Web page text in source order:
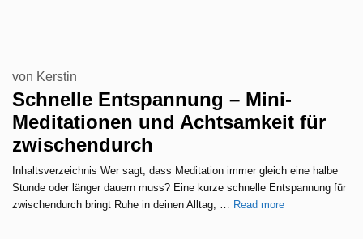
Schnelle Entspannung – Mini-
Meditationen und Achtsamkeit für
zwischendurch
von Kerstin
Inhaltsverzeichnis Wer sagt, dass Meditation immer gleich eine halbe
Stunde oder länger dauern muss? Eine kurze schnelle Entspannung für
zwischendurch bringt Ruhe in deinen Alltag, … Read more